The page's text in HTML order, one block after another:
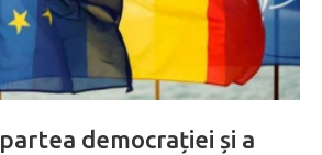
democrației și a